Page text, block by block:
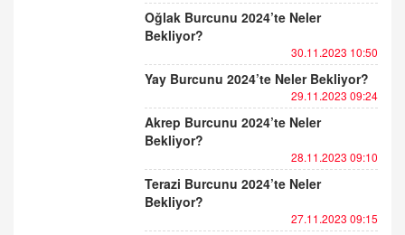
Oğlak Burcunu 2024’te Neler
Bekliyor?
30.11.2023 10:50
Yay Burcunu 2024’te Neler Bekliyor?
29.11.2023 09:24
Akrep Burcunu 2024’te Neler
Bekliyor?
28.11.2023 09:10
Terazi Burcunu 2024’te Neler
Bekliyor?
27.11.2023 09:15